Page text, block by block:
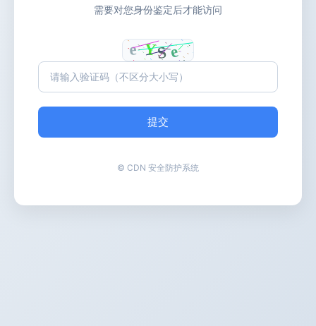
需要对您身份鉴定后才能访问
提交
© CDN 安全防护系统